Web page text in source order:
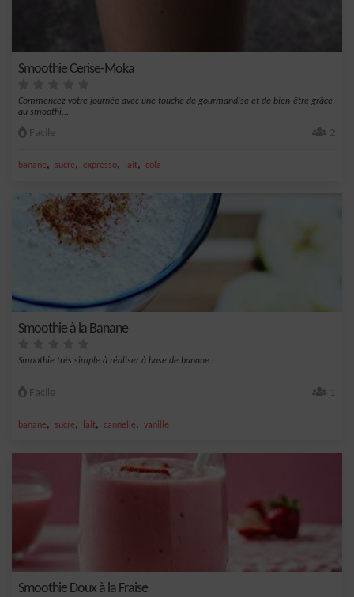
Smoothie Cerise-Moka
Commencez votre journée avec une touche de gourmandise et de bien-être grâce
au smoothi...
Facile 2
banane, sucre, expresso, lait, cola
Smoothie à la Banane
Smoothie très simple à réaliser à base de banane.
Facile 1
banane, sucre, lait, cannelle, vanille
Smoothie Doux à la Fraise